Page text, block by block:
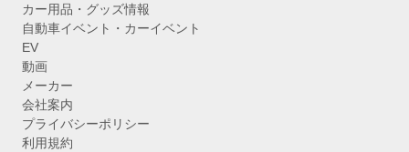
カー用品・グッズ情報
自動車イベント・カーイベント
EV
動画
メーカー
会社案内
プライバシーポリシー
利用規約